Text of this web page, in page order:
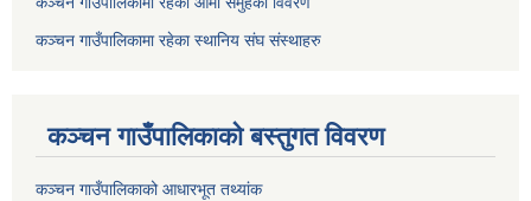
कञ्चन गाउँपालिकामा रहेका स्थानिय संघ संस्थाहरु
कञ्चन गाउँपालिकाकाे बस्तुगत विवरण
कञ्चन गाउँपालिकाको आधारभूत तथ्यांक